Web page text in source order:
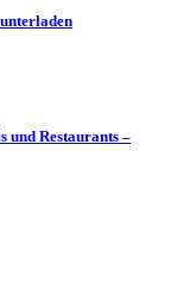
und Restaurants –